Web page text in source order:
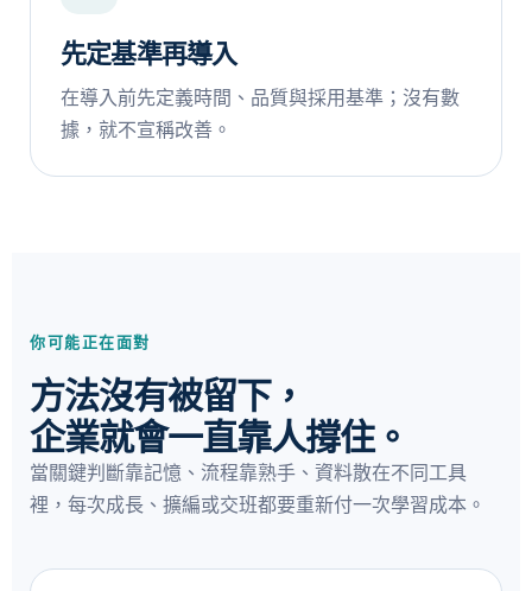
先定基準再導入
在導入前先定義時間、品質與採用基準；沒有數
據，就不宣稱改善。
你可能正在面對
方法沒有被留下，
企業就會一直靠人撐住。
當關鍵判斷靠記憶、流程靠熟手、資料散在不同工具
裡，每次成長、擴編或交班都要重新付一次學習成本。